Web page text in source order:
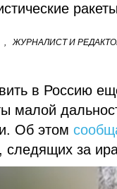
, ЖУРНАЛИСТ И
в Россию
малой
Об этом
следящих за